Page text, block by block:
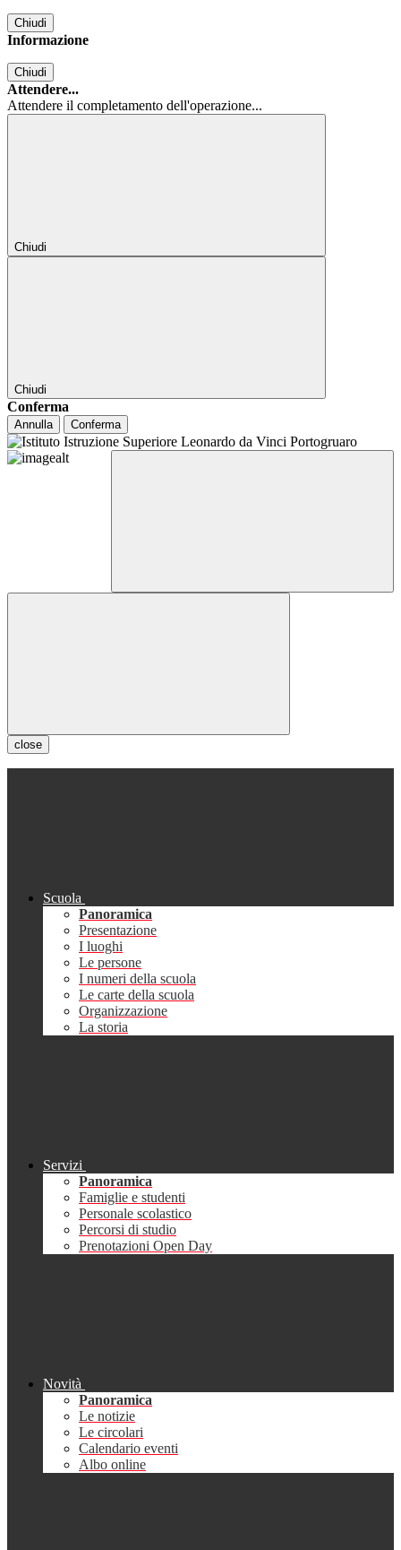
Chiudi
Informazione
Chiudi
Attendere...
Attendere il completamento dell'operazione...
Chiudi
Chiudi
Conferma
Annulla Conferma
close
Scuola
Panoramica
Presentazione
I luoghi
Le persone
I numeri della scuola
Le carte della scuola
Organizzazione
La storia
Servizi
Panoramica
Famiglie e studenti
Personale scolastico
Percorsi di studio
Prenotazioni Open Day
Novità
Panoramica
Le notizie
Le circolari
Calendario eventi
Albo online